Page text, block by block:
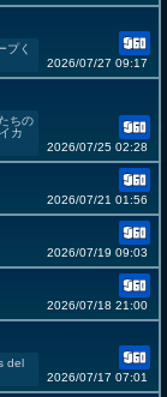
プく
2026/07/27 09:17
ちの
カ
2026/07/25 02:28
2026/07/21 01:56
2026/07/19 09:03
2026/07/18 21:00
del
2026/07/17 07:01